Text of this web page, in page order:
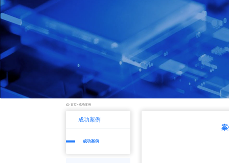
首页> 成功案例
成功案例
成功案例